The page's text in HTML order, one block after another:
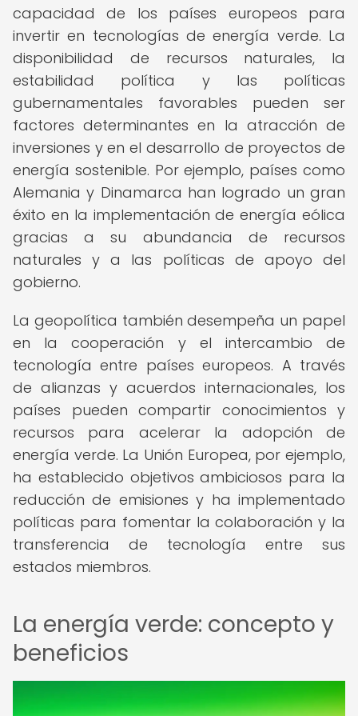
capacidad de los países europeos para
invertir en tecnologías de energía verde. La
disponibilidad de recursos naturales, la
estabilidad política y las políticas
gubernamentales favorables pueden ser
factores determinantes en la atracción de
inversiones y en el desarrollo de proyectos de
energía sostenible. Por ejemplo, países como
Alemania y Dinamarca han logrado un gran
éxito en la implementación de energía eólica
gracias a su abundancia de recursos
naturales y a las políticas de apoyo del
gobierno.
La geopolítica también desempeña un papel
en la cooperación y el intercambio de
tecnología entre países europeos. A través
de alianzas y acuerdos internacionales, los
países pueden compartir conocimientos y
recursos para acelerar la adopción de
energía verde. La Unión Europea, por ejemplo,
ha establecido objetivos ambiciosos para la
reducción de emisiones y ha implementado
políticas para fomentar la colaboración y la
transferencia de tecnología entre sus
estados miembros.
La energía verde: concepto y
beneficios